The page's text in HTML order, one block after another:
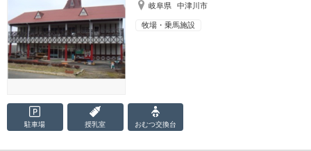
岐阜県 中津川市
牧場・乗馬施設
駐車場 授乳室 おむつ交換台